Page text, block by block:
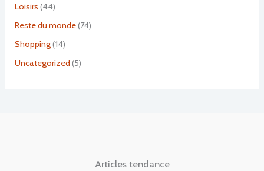
Loisirs (44)
Reste du monde(74)
Shopping(14)
Uncategorized (5)
Articles tendance